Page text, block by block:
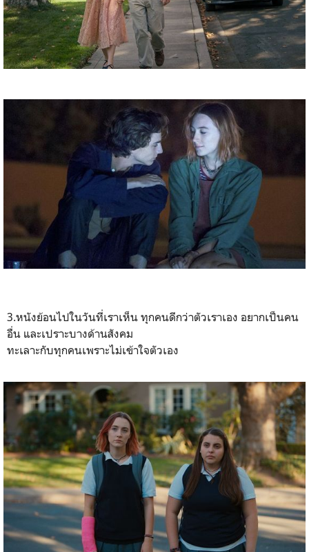
3.หนังย้อนไปในวันที่เราเห็น ทุกคนดีกว่าตัวเราเอง อยากเป็นคน
อื่น และเปราะบางด้านสังคม
ทะเลาะกับทุกคนเพราะไม่เข้าใจตัวเอง